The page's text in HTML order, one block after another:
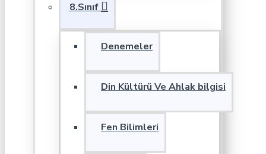
8.Sınıf
Denemeler
Din Kültürü Ve Ahlak bilgisi
Fen Bilimleri